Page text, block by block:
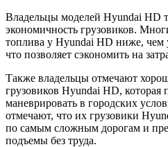
Владельцы моделей Hyundai HD
экономичность грузовиков.
топлива у Hyundai HD ниже, чем
что позволяет сэкономить на
Также владельцы отмечают
грузовиков Hyundai HD, которая
маневрировать в городских
отмечают, что их грузовики
по самым сложным дорогам и
подъемы без труда.